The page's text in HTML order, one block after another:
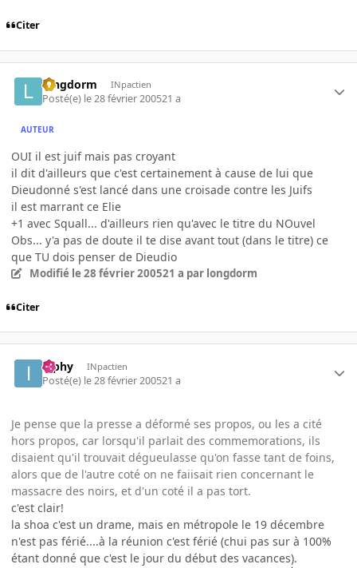
Citer
longdorm INpactien
Posté(e) le 28 février 200521 a
AUTEUR
OUI il est juif mais pas croyant
il dit d'ailleurs que c'est certainement à cause de lui que
Dieudonné s'est lancé dans une croisade contre les Juifs
il est marrant ce Elie
+1 avec Squall... d'ailleurs rien qu'avec le titre du NOuvel
Obs... y'a pas de doute il te dise avant tout (dans le titre) ce
que TU dois penser de Dieudio
Modifié le 28 février 200521 a par longdorm
Citer
ipphy INpactien
Posté(e) le 28 février 200521 a
Je pense que la presse a déformé ses propos, ou les a cité
hors propos, car lorsqu'il parlait des commemorations, ils
disaient qu'il trouvait dégueulasse qu'on fasse tant de foins,
alors que de l'autre coté on ne faiisait rien concernant le
massacre des noirs, et d'un coté il a pas tort.
c'est clair!
la shoa c'est un drame, mais en métropole le 19 décembre
n'est pas férié....à la réunion c'est férié (chui pas sur à 100%
étant donné que c'est le jour du début des vacances).